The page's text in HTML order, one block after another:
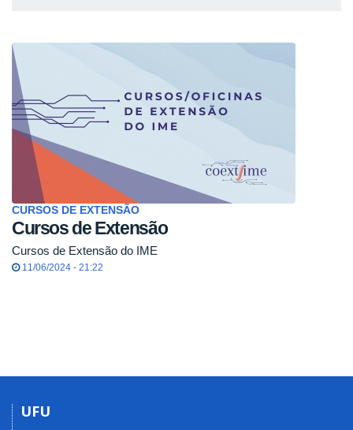
CURSOS DE EXTENSÃO
Cursos de Extensão
Cursos de Extensão do IME
11/06/2024 - 21:22
UFU